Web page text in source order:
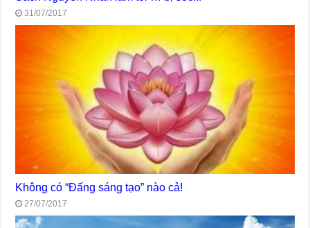
31/07/2017
Không có “Đấng sáng tạo” nào cả!
27/07/2017